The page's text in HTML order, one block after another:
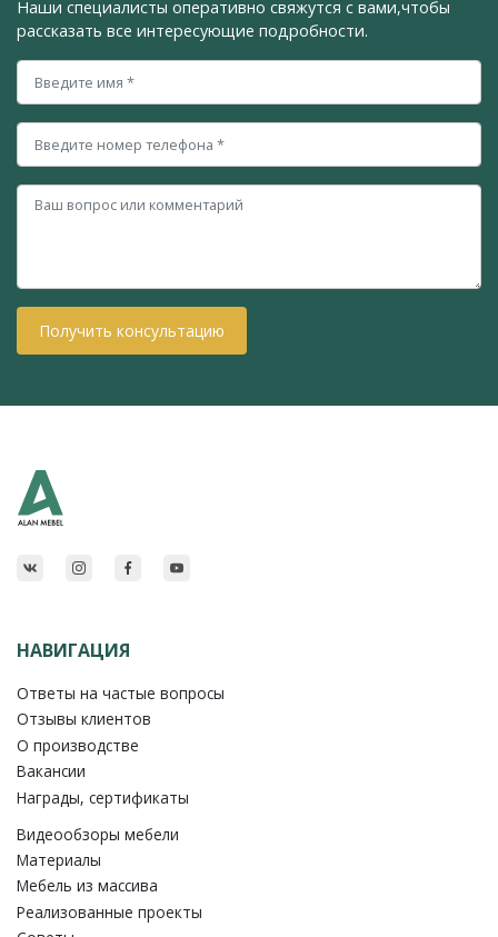
Наши специалисты оперативно свяжутся с вами,чтобы
рассказать все интересующие подробности.
Получить консультацию
НАВИГАЦИЯ
Ответы на частые вопросы
Отзывы клиентов
О производстве
Вакансии
Награды, сертификаты
Видеообзоры мебели
Материалы
Мебель из массива
Реализованные проекты